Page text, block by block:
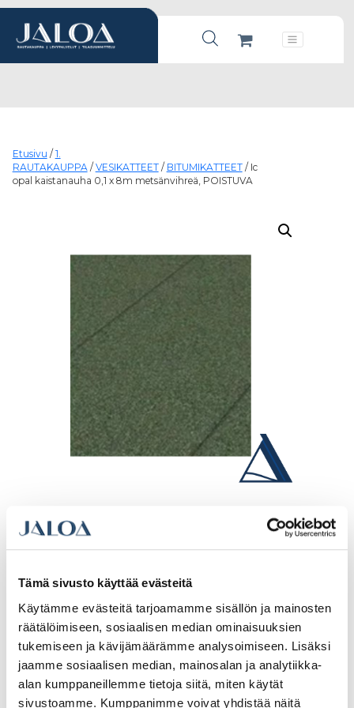
Tämä sivusto käyttää evästeitä
Käytämme evästeitä tarjoamamme sisällön ja mainosten
räätälöimiseen, sosiaalisen median ominaisuuksien
tukemiseen ja kävijämäärämme analysoimiseen. Lisäksi
jaamme sosiaalisen median, mainosalan ja analytiikka-
alan kumppaneillemme tietoja siitä, miten käytät
sivustoamme. Kumppanimme voivat yhdistää näitä
Products search
Päävalikko
Etusivu / 1.
RAUTAKAUPPA/ VESIKATTEET/ BITUMIKATTEET/ Ic
opal kaistanauha 0,1 x 8m metsänvihreä, POISTUVA
Icopal kaistanauha 0,1 x 8m
metsänvihreä, POISTUVA
alv 0%| alv 25.5%
11.87€ /kpl
46 varastossa
Icopal kaistanauha 0,1 x 8m metsänvihreä, POISTUVA määrä
Lisää tilauskoriin